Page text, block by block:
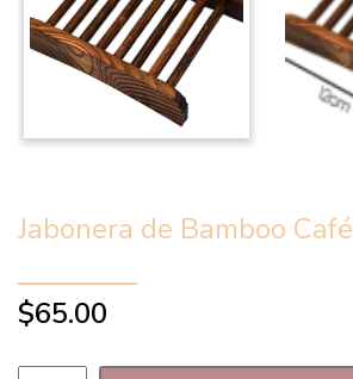
Jabonera de Bamboo Café
$65.00